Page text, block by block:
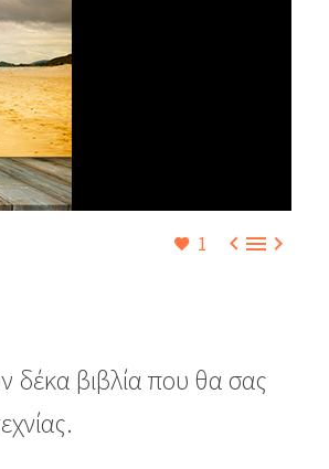
1 
δέκα βιβλία που θα σας